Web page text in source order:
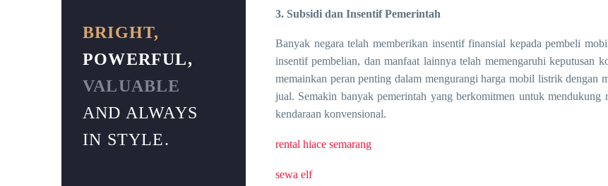
3. Subsidi dan Insentif Pemerintah
Banyak negara telah memberikan insentif finansial kepada pembeli
insentif pembelian, dan manfaat lainnya telah memengaruhi keputusan
memainkan peran penting dalam mengurangi harga mobil listrik dengan
jual. Semakin banyak pemerintah yang berkomitmen untuk
kendaraan konvensional.
rental hiace semarang
sewa elf
BRIGHT,
POWERFUL,
VALUABLE
AND ALWAYS
IN STYLE.